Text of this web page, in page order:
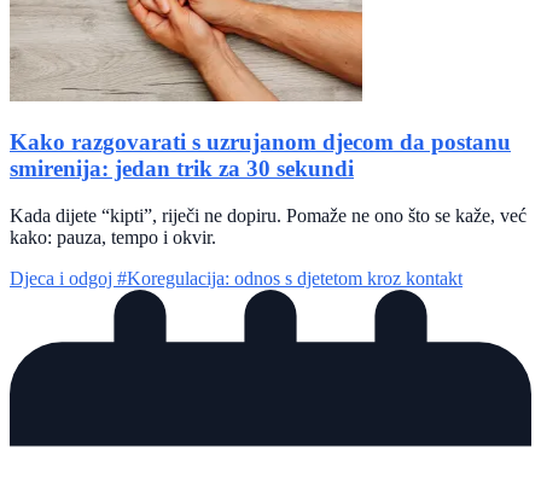
Kako razgovarati s uzrujanom djecom da postanu
smirenija: jedan trik za 30 sekundi
Kada dijete “kipti”, riječi ne dopiru. Pomaže ne ono što se kaže, već
kako: pauza, tempo i okvir.
Djeca i odgoj #Koregulacija: odnos s djetetom kroz kontakt